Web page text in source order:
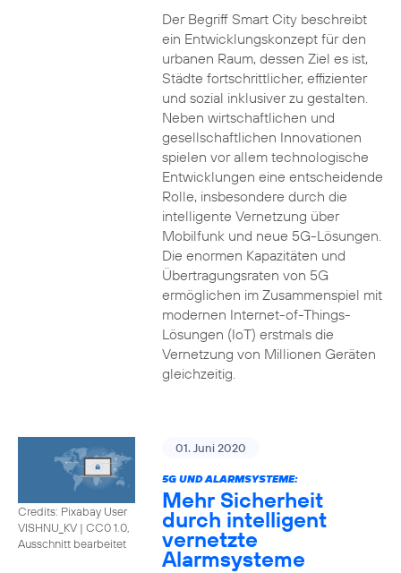
Der Begriff Smart City beschreibt
ein Entwicklungskonzept für den
urbanen Raum, dessen Ziel es ist,
Städte fortschrittlicher, effizienter
und sozial inklusiver zu gestalten.
Neben wirtschaftlichen und
gesellschaftlichen Innovationen
spielen vor allem technologische
Entwicklungen eine entscheidende
Rolle, insbesondere durch die
intelligente Vernetzung über
Mobilfunk und neue 5G-Lösungen.
Die enormen Kapazitäten und
Übertragungsraten von 5G
ermöglichen im Zusammenspiel mit
modernen Internet-of-Things-
Lösungen (IoT) erstmals die
Vernetzung von Millionen Geräten
gleichzeitig.
Credits: Pixabay User
VISHNU_KV | CC0 1.0,
Ausschnitt bearbeitet
01. Juni 2020
5G UND ALARMSYSTEME:
Mehr Sicherheit
durch intelligent
vernetzte
Alarmsysteme